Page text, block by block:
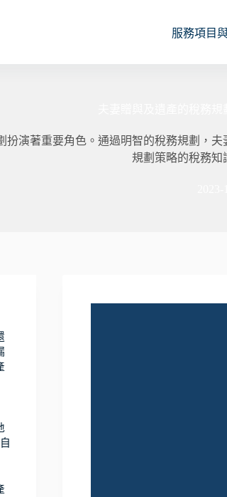
服務項目
扮演著重要角色。通過明智的稅務規劃，
規劃策略的稅務知